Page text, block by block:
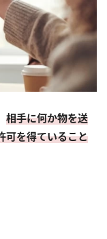
相手に何か物を送
可を得ていること